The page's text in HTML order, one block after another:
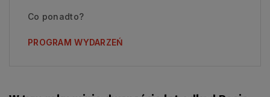
Co ponadto?
PROGRAM WYDARZEŃ